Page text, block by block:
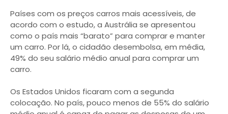
Países com os preços carros mais acessíveis, de
acordo com o estudo, a Austrália se apresentou
como o país mais “barato” para comprar e manter
um carro. Por lá, o cidadão desembolsa, em média,
49% do seu salário médio anual para comprar um
carro.
Os Estados Unidos ficaram com a segunda
colocação. No país, pouco menos de 55% do salário